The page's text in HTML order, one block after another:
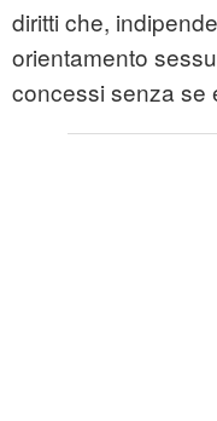
diritti che,
orientamento
concessi senza se